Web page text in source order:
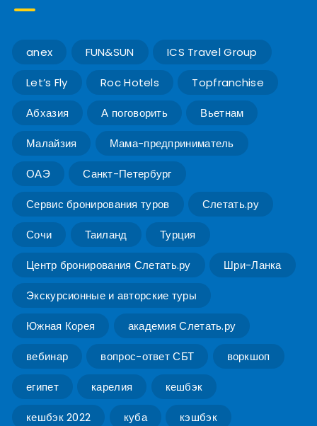
anex FUN&SUN ICS Travel Group
Let’s Fly Roc Hotels Topfranchise
Абхазия А поговорить Вьетнам
Малайзия Мама-предприниматель
ОАЭ Санкт-Петербург
Сервис бронирования туров Слетать.ру
Сочи Таиланд Турция
Центр бронирования Слетать.ру Шри-Ланка
Экскурсионные и авторские туры
Южная Корея академия Слетать.ру
вебинар вопрос-ответ СБТ воркшоп
египет карелия кешбэк
кешбэк 2022 куба кэшбэк